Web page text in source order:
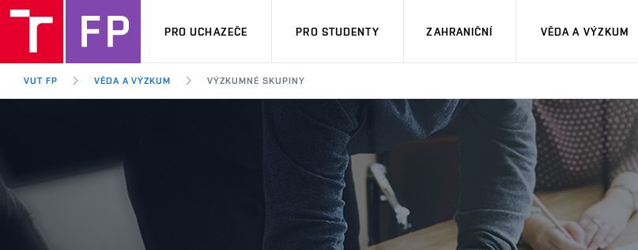
PRO UCHAZEČE PRO STUDENTY ZAHRANIČNÍ VĚDA A VÝZKUM
VUT FP VĚDA A VÝZKUM VÝZKUMNÉ SKUPINY